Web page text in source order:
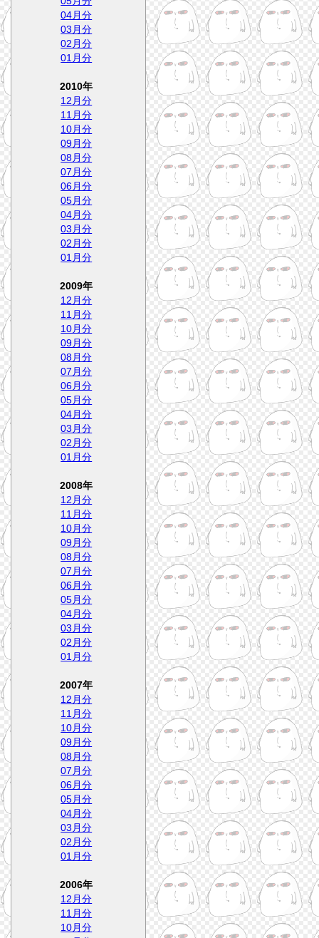
04月分
03月分
02月分
01月分
2010年
12月分
11月分
10月分
09月分
08月分
07月分
06月分
05月分
04月分
03月分
02月分
01月分
2009年
12月分
11月分
10月分
09月分
08月分
07月分
06月分
05月分
04月分
03月分
02月分
01月分
2008年
12月分
11月分
10月分
09月分
08月分
07月分
06月分
05月分
04月分
03月分
02月分
01月分
2007年
12月分
11月分
10月分
09月分
08月分
07月分
06月分
05月分
04月分
03月分
02月分
01月分
2006年
12月分
11月分
10月分